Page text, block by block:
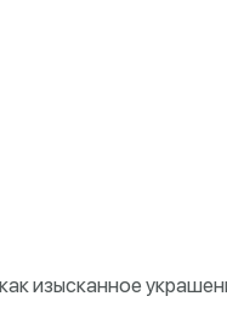
изысканное